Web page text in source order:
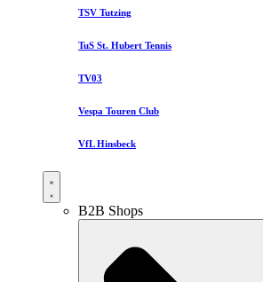
TSV Tutzing
TuS St. Hubert Tennis
TV03
Vespa Touren Club
VfL Hinsbeck
B2B Shops